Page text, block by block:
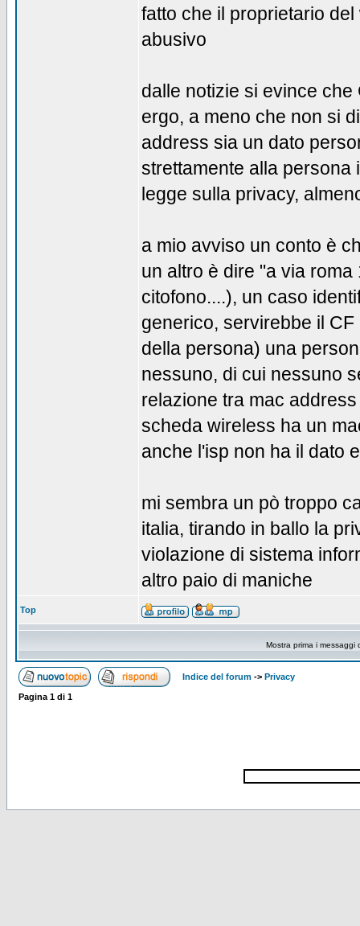
fatto che il proprietario
abusivo
dalle notizie si evince
ergo, a meno che non si
address sia un dato
strettamente alla
legge sulla privacy,
a mio avviso un conto è
un altro è dire "a via
citofono....), un caso
generico, servirebbe il
della persona) una
nessuno, di cui nessuno
relazione tra mac
scheda wireless ha un
anche l'isp non ha il dato
mi sembra un pò troppo
italia, tirando in ballo la
violazione di sistema
altro paio di maniche
Top
Mostra prima i messaggi
Indice del forum -> Privacy
Pagina 1 di 1